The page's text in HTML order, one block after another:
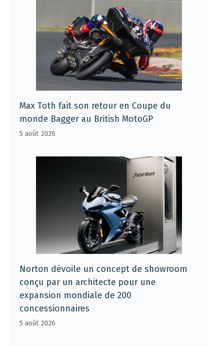
Max Toth fait son retour en Coupe du
monde Bagger au British MotoGP
5 août 2026
Norton dévoile un concept de showroom
conçu par un architecte pour une
expansion mondiale de 200
concessionnaires
5 août 2026